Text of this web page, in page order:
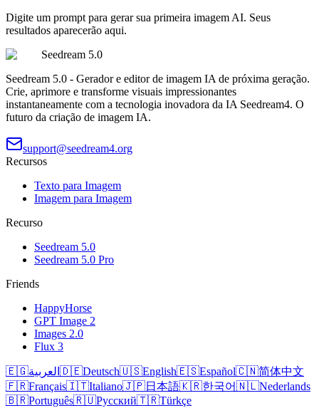
Digite um prompt para gerar sua primeira imagem AI. Seus
resultados aparecerão aqui.
Seedream 5.0
Seedream 5.0 - Gerador e editor de imagem IA de próxima geração.
Crie, aprimore e transforme visuais impressionantes
instantaneamente com a tecnologia inovadora da IA Seedream4. O
futuro da criação de imagem IA.
support@seedream4.org
Recursos
Texto para Imagem
Imagem para Imagem
Recurso
Seedream 5.0
Seedream 5.0 Pro
Friends
HappyHorse
GPT Image 2
Images 2.0
Flux 3
🇪🇬العربية 🇩🇪Deutsch🇺🇸English🇪🇸Español🇨🇳简体中文
🇫🇷Français🇮🇹Italiano🇯🇵日本語🇰🇷한국어🇳🇱Nederlands
🇧🇷Português🇷🇺Русский🇹🇷Türkçe